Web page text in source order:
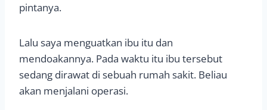
pintanya.
Lalu saya menguatkan ibu itu dan
mendoakannya. Pada waktu itu ibu tersebut
sedang dirawat di sebuah rumah sakit. Beliau
akan menjalani operasi.